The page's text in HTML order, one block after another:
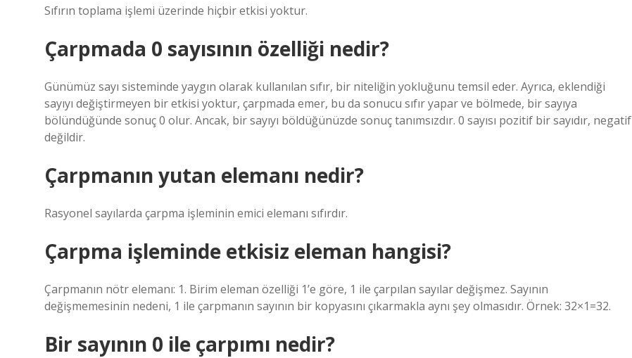
Sıfırın toplama işlemi üzerinde hiçbir etkisi yoktur.
Çarpmada 0 sayısının özelliği nedir?
Günümüz sayı sisteminde yaygın olarak kullanılan sıfır, bir niteliğin yokluğunu temsil eder. Ayrıca, eklendiği
sayıyı değiştirmeyen bir etkisi yoktur, çarpmada emer, bu da sonucu sıfır yapar ve bölmede, bir sayıya
bölündüğünde sonuç 0 olur. Ancak, bir sayıyı böldüğünüzde sonuç tanımsızdır. 0 sayısı pozitif bir sayıdır, negatif
değildir.
Çarpmanın yutan elemanı nedir?
Rasyonel sayılarda çarpma işleminin emici elemanı sıfırdır.
Çarpma işleminde etkisiz eleman hangisi?
Çarpmanın nötr elemanı: 1. Birim eleman özelliği 1’e göre, 1 ile çarpılan sayılar değişmez. Sayının
değişmemesinin nedeni, 1 ile çarpmanın sayının bir kopyasını çıkarmakla aynı şey olmasıdır. Örnek: 32×1=32.
Bir sayının 0 ile çarpımı nedir?